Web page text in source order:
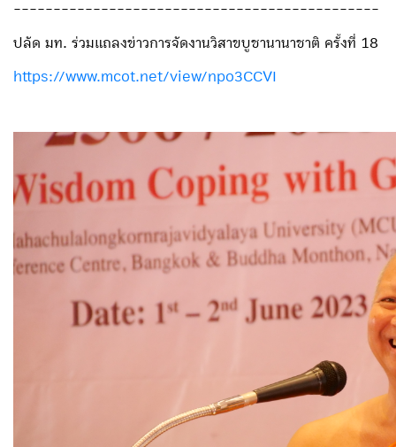
----------------------------------------------
ปลัด มท. ร่วมแถลงข่าวการจัดงานวิสาขบูชานานาชาติ ครั้งที่ 18
https://www.mcot.net/view/npo3CCVI